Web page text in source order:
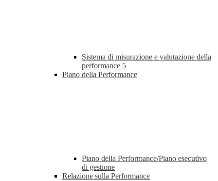
Sistema di misurazione e valutazione della
performance 5
Piano della Performance
Piano della Performance/Piano esecutivo
di gestione
Relazione sulla Performance